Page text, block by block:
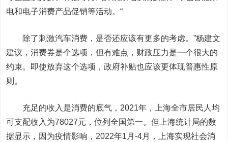
电和电子消费产品促销等活动。“
除了刺激汽车消费，是否还应该有更多的考虑。”杨建文
建议，消费券是个选项，但有难点，财政压力是一个很大的
约束。即使放弃这个选项，政府补贴也应该更体现普惠性原
则。
充足的收入是消费的底气，2021年，上海全市居民人均
可支配收入为78027元，位列全国第一。但上海统计局的数
据显示，因为疫情影响，2022年1月-4月，上海实现社会消